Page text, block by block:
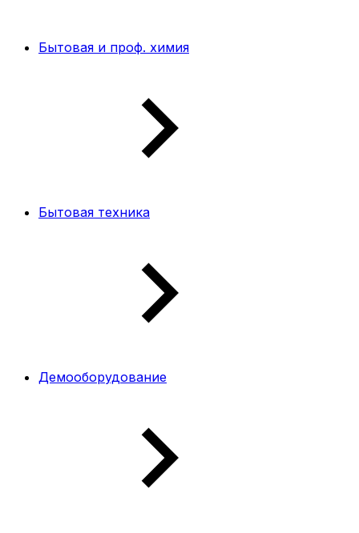
Бытовая и проф. химия
Бытовая техника
Демооборудование